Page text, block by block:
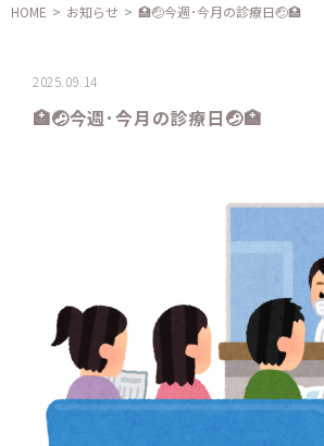
スタッフ一覧
HOME > お知らせ > 🏥🤕今週･今月の診療日🤕🏥
2025.09.14
🏥🤕今週･今月の診療日🤕🏥